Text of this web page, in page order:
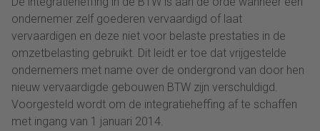
ondernemer zelf goederen vervaardigd of laat
vervaardigen en deze niet voor belaste prestaties in de
omzetbelasting gebruikt. Dit leidt er toe dat vrijgestelde
ondernemers met name over de ondergrond van door hen
nieuw vervaardigde gebouwen BTW zijn verschuldigd.
Voorgesteld wordt om de integratieheffing af te schaffen
met ingang van 1 januari 2014.